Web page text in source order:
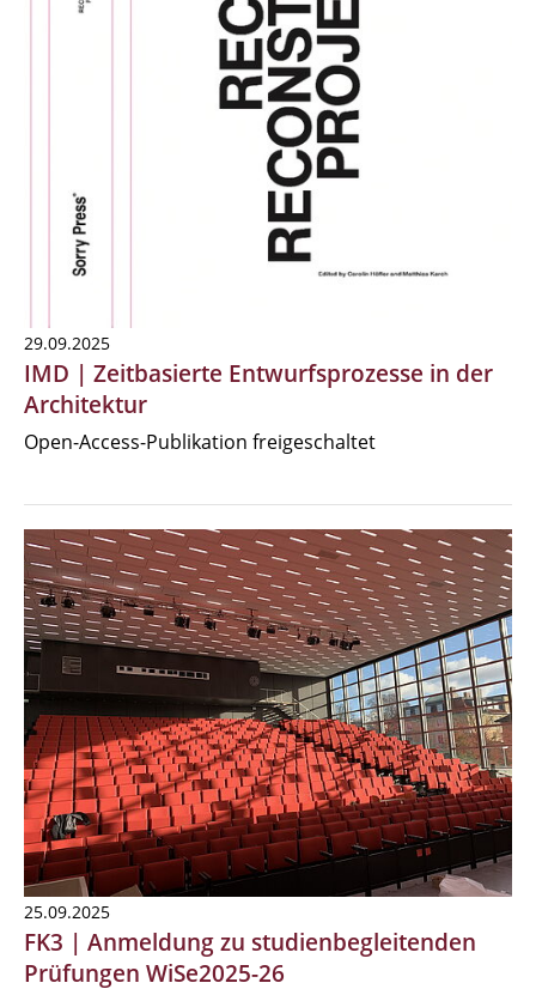
29.09.2025
IMD | Zeitbasierte Entwurfsprozesse in der
Architektur
Open-Access-Publikation freigeschaltet
25.09.2025
FK3 | Anmeldung zu studienbegleitenden
Prüfungen WiSe2025-26